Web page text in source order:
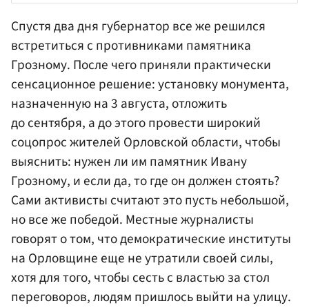
Спустя два дня губернатор все же решился
встретиться с противниками памятника
Грозному. После чего приняли практически
сенсационное решение: установку монумента,
назначенную на 3 августа, отложить
до сентября, а до этого провести широкий
соцопрос жителей Орловской области, чтобы
выяснить: нужен ли им памятник Ивану
Грозному, и если да, то где он должен стоять?
Сами активисты считают это пусть небольшой,
но все же победой. Местные журналисты
говорят о том, что демократические институты
на Орловщине еще не утратили своей силы,
хотя для того, чтобы сесть с властью за стол
переговоров, людям пришлось выйти на улицу.